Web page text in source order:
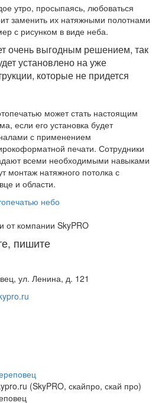
утро, просыпаясь, любоваться
заменить их натяжными полотнами
с рисунком в виде неба.
очень выгодным решением, так
установлено на уже
которые не придется
может стать настоящим
если его установка будет
с применением
печати. Сотрудники
всеми необходимыми навыками
монтаж натяжного потолка с
и области.
от компании SkyPRO
пишите
ул. Ленина, д. 121
(SkyPRO, скайпро, скай про)